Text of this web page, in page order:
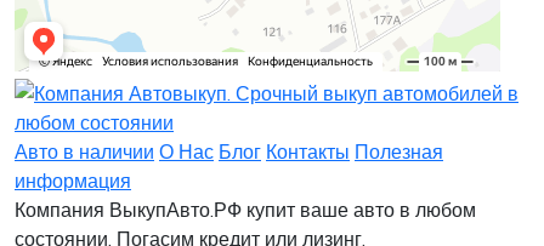
Заявка на лизинг
Заявка на комиссию
Заявка на кредит
Заявка на выкуп
Заполните, пожалуйста, форму.
Хочу заказать автомобиль
Заполните, пожалуйста, форму.
Оставить заявку
Авто в наличии О Нас Блог Контакты Полезная
информация
Компания ВыкупАвто.РФ купит ваше авто в любом
состоянии. Погасим кредит или лизинг.